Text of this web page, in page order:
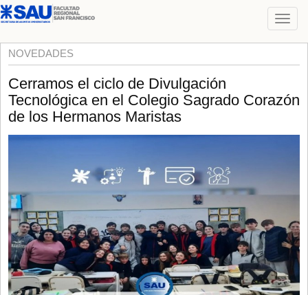
NOVEDADES
Cerramos el ciclo de Divulgación
Tecnológica en el Colegio Sagrado Corazón
de los Hermanos Maristas